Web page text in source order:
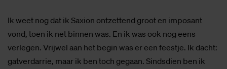
Ik weet nog dat ik Saxion ontzettend groot en imposant
vond, toen ik net binnen was. En ik was ook nog eens
verlegen. Vrijwel aan het begin was er een feestje. Ik dacht:
gatverdarrie, maar ik ben toch gegaan. Sindsdien ben ik